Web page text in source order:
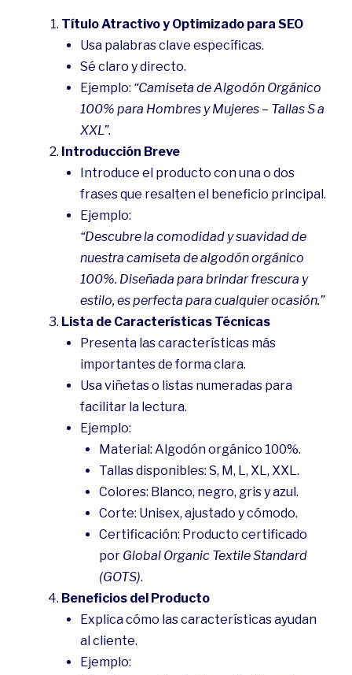
Título Atractivo y Optimizado para SEO
Usa palabras clave específicas.
Sé claro y directo.
Ejemplo: “Camiseta de Algodón Orgánico
100% para Hombres y Mujeres – Tallas S a
XXL”.
Introducción Breve
Introduce el producto con una o dos
frases que resalten el beneficio principal.
Ejemplo:
“Descubre la comodidad y suavidad de
nuestra camiseta de algodón orgánico
100%. Diseñada para brindar frescura y
estilo, es perfecta para cualquier ocasión.”
Lista de Características Técnicas
Presenta las características más
importantes de forma clara.
Usa viñetas o listas numeradas para
facilitar la lectura.
Ejemplo:
Material: Algodón orgánico 100%.
Tallas disponibles: S, M, L, XL, XXL.
Colores: Blanco, negro, gris y azul.
Corte: Unisex, ajustado y cómodo.
Certificación: Producto certificado
por Global Organic Textile Standard
(GOTS).
Beneficios del Producto
Explica cómo las características ayudan
al cliente.
Ejemplo: